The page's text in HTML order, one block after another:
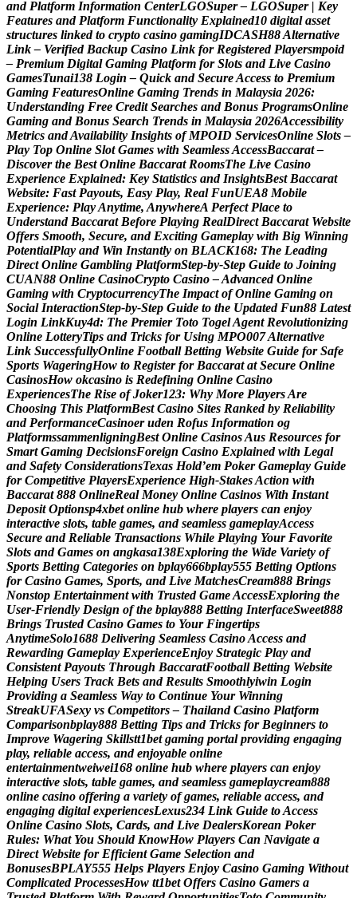
and Platform Information CenterLGOSuper – LGOSuper | Key
Features and Platform Functionality Explained10 digital asset
structures linked to crypto casino gamingIDCASH88Alternative
Link – Verified Backup Casino Link for Registered Playersmpoid
– Premium Digital Gaming Platform for Slots and Live Casino
GamesTunai138 Login – Quick and SecureAccess to Premium
Gaming FeaturesOnline Gaming Trends in Malaysia 2026:
Understanding Free Credit Searches and Bonus ProgramsOnline
Gaming and Bonus Search Trends in Malaysia 2026Accessibility
Metrics andAvailability Insights of MPOID ServicesOnline Slots –
Play Top Online Slot Games with SeamlessAccessBaccarat –
Discover the Best Online Baccarat RoomsThe Live Casino
Experience Explained: Key Statistics and InsightsBest Baccarat
Website: Fast Payouts, Easy Play, Real FunUEA8 Mobile
Experience: PlayAnytime, AnywhereA Perfect Place to
Understand Baccarat Before Playing RealDirect Baccarat Website
Offers Smooth, Secure, and Exciting Gameplay with Big Winning
PotentialPlay and Win Instantly on BLACK168: The Leading
Direct Online Gambling PlatformStep-by-Step Guide to Joining
CUAN88 Online CasinoCrypto Casino –Advanced Online
Gaming with CryptocurrencyThe Impact of Online Gaming on
Social InteractionStep-by-Step Guide to the Updated Fun88 Latest
Login LinkKuy4d: The Premier Toto TogelAgent Revolutionizing
Online LotteryTips and Tricks for Using MPO007Alternative
Link SuccessfullyOnline Football Betting Website Guide for Safe
Sports WageringHow to Register for Baccarat at Secure Online
CasinosHow okcasino is Redefining Online Casino
ExperiencesThe Rise of Joker123: Why More PlayersAre
Choosing This PlatformBest Casino Sites Ranked by Reliability
and PerformanceCasinoer uden Rofus Information og
PlatformssammenligningBest Online CasinosAus Resources for
Smart Gaming DecisionsForeign Casino Explained with Legal
and Safety ConsiderationsTexas Hold’em Poker Gameplay Guide
for Competitive PlayersExperience High-StakesAction with
Baccarat 888 OnlineReal Money Online Casinos With Instant
Deposit Optionsp4xbet online hub where players can enjoy
interactive slots, table games, and seamless gameplayAccess
Secure and Reliable Transactions While Playing Your Favorite
Slots and Games on angkasa138Exploring the Wide Variety of
Sports Betting Categories on bplay666bplay555 Betting Options
for Casino Games, Sports, and Live MatchesCream888 Brings
Nonstop Entertainment with Trusted GameAccessExploring the
User-Friendly Design of the bplay888 Betting InterfaceSweet888
Brings Trusted Casino Games to Your Fingertips
AnytimeSolo1688 Delivering Seamless CasinoAccess and
Rewarding Gameplay ExperienceEnjoy Strategic Play and
Consistent Payouts Through BaccaratFootball Betting Website
Helping Users Track Bets and Results Smoothlyiwin Login
Providing a Seamless Way to Continue Your Winning
StreakUFASexy vs Competitors – Thailand Casino Platform
Comparisonbplay888 Betting Tips and Tricks for Beginners to
Improve Wagering Skillstt1bet gaming portal providing engaging
play, reliable access, and enjoyable online
entertainmentweiwei168 online hub where players can enjoy
interactive slots, table games, and seamless gameplaycream888
online casino offering a variety of games, reliable access, and
engaging digital experiencesLexus234 Link Guide toAccess
Online Casino Slots, Cards, and Live DealersKorean Poker
Rules: What You Should KnowHow Players Can Navigate a
Direct Website for Efficient Game Selection and
BonusesBPLAY555 Helps Players Enjoy Casino Gaming Without
Complicated ProcessesHow tt1bet Offers Casino Gamers a